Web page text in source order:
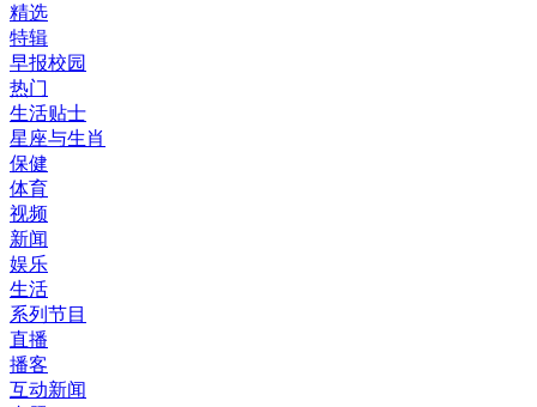
精选
特辑
早报校园
热门
生活贴士
星座与生肖
保健
体育
视频
新闻
娱乐
生活
系列节目
直播
播客
互动新闻